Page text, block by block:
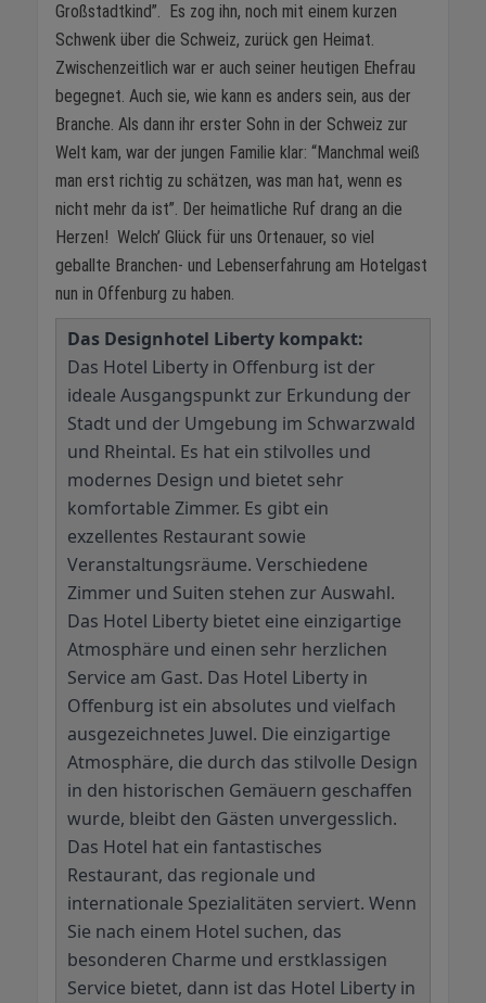
Großstadtkind”. Es zog ihn, noch mit einem kurzen
Schwenk über die Schweiz, zurück gen Heimat.
Zwischenzeitlich war er auch seiner heutigen Ehefrau
begegnet. Auch sie, wie kann es anders sein, aus der
Branche. Als dann ihr erster Sohn in der Schweiz zur
Welt kam, war der jungen Familie klar: “Manchmal weiß
man erst richtig zu schätzen, was man hat, wenn es
nicht mehr da ist”. Der heimatliche Ruf drang an die
Herzen! Welch’ Glück für uns Ortenauer, so viel
geballte Branchen- und Lebenserfahrung am Hotelgast
nun in Offenburg zu haben.
Das Designhotel Liberty kompakt:
Das Hotel Liberty in Offenburg ist der
ideale Ausgangspunkt zur Erkundung der
Stadt und der Umgebung im Schwarzwald
und Rheintal. Es hat ein stilvolles und
modernes Design und bietet sehr
komfortable Zimmer. Es gibt ein
exzellentes Restaurant sowie
Veranstaltungsräume. Verschiedene
Zimmer und Suiten stehen zur Auswahl.
Das Hotel Liberty bietet eine einzigartige
Atmosphäre und einen sehr herzlichen
Service am Gast. Das Hotel Liberty in
Offenburg ist ein absolutes und vielfach
ausgezeichnetes Juwel. Die einzigartige
Atmosphäre, die durch das stilvolle Design
in den historischen Gemäuern geschaffen
wurde, bleibt den Gästen unvergesslich.
Das Hotel hat ein fantastisches
Restaurant, das regionale und
internationale Spezialitäten serviert. Wenn
Sie nach einem Hotel suchen, das
besonderen Charme und erstklassigen
Service bietet, dann ist das Hotel Liberty in